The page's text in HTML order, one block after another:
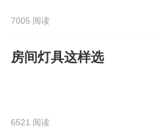
7005 阅读
房间灯具这样选
6521 阅读